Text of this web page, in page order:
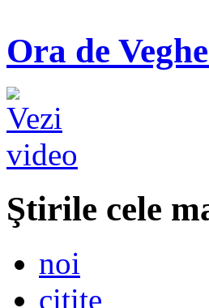
Ora de
Ştirile cele
noi
citite